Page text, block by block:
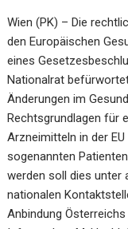
Wien (PK) – Die
den Europäischen
eines
Nationalrat
Änderungen im
Rechtsgrundlagen für
Arzneimitteln in der
sogenannten
werden soll dies unter
nationalen
Anbindung